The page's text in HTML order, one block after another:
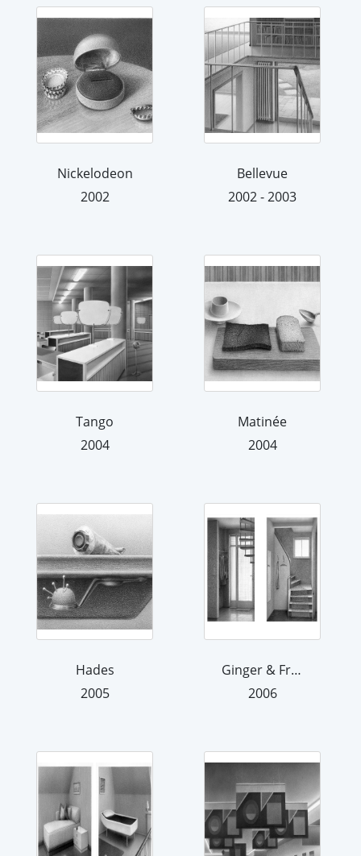
Nickelodeon
2002
Bellevue
2002 - 2003
Tango
2004
Matinée
2004
Hades
2005
Ginger & Fred
2006